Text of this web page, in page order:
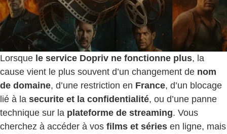
Lorsque le service Dopriv ne fonctionne plus, la
cause vient le plus souvent d’un changement de nom
de domaine, d’une restriction en France, d’un blocage
lié à la securite et la confidentialité, ou d’une panne
technique sur la plateforme de streaming. Vous
cherchez à accéder à vos films et séries en ligne, mais